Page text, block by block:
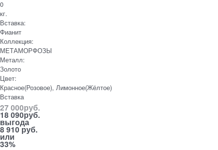
0
кг.
Вставка:
Фианит
Коллекция:
МЕТАМОРФОЗЫ
Металл:
Золото
Цвет:
Красное(Розовое), Лимонное(Жёлтое)
Вставка
27 000руб.
18 090руб.
выгода
8 910 руб.
или
33%